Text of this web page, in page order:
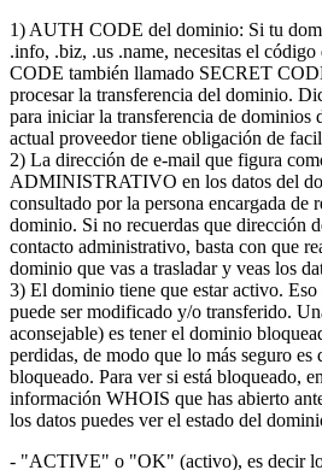
1) AUTH CODE del dominio: Si tu
.info, .biz, .us .name, necesitas el
CODE también llamado SECRET
procesar la transferencia del dominio.
para iniciar la transferencia de dominios
actual proveedor tiene obligación de
2) La dirección de e-mail que figura
ADMINISTRATIVO en los datos del
consultado por la persona encargada de
dominio. Si no recuerdas que dirección
contacto administrativo, basta con que
dominio que vas a trasladar y veas los
3) El dominio tiene que estar activo.
puede ser modificado y/o transferido.
aconsejable) es tener el dominio
perdidas, de modo que lo más seguro
bloqueado. Para ver si está bloqueado,
información WHOIS que has abierto
los datos puedes ver el estado del
- "ACTIVE" o "OK" (activo), es decir lo